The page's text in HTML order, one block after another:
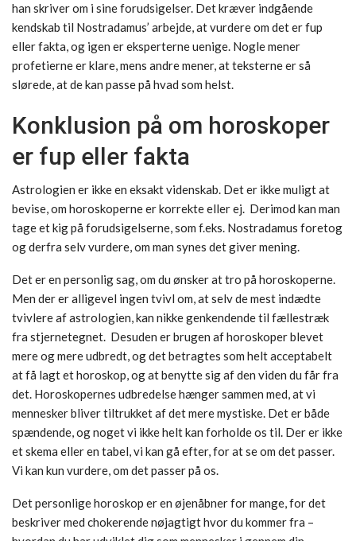
han skriver om i sine forudsigelser. Det kræver indgående
kendskab til Nostradamus’ arbejde, at vurdere om det er fup
eller fakta, og igen er eksperterne uenige. Nogle mener
profetierne er klare, mens andre mener, at teksterne er så
slørede, at de kan passe på hvad som helst.
Konklusion på om horoskoper
er fup eller fakta
Astrologien er ikke en eksakt videnskab. Det er ikke muligt at
bevise, om horoskoperne er korrekte eller ej. Derimod kan man
tage et kig på forudsigelserne, som f.eks. Nostradamus foretog
og derfra selv vurdere, om man synes det giver mening.
Det er en personlig sag, om du ønsker at tro på horoskoperne.
Men der er alligevel ingen tvivl om, at selv de mest indædte
tvivlere af astrologien, kan nikke genkendende til fællestræk
fra stjernetegnet. Desuden er brugen af horoskoper blevet
mere og mere udbredt, og det betragtes som helt acceptabelt
at få lagt et horoskop, og at benytte sig af den viden du får fra
det. Horoskopernes udbredelse hænger sammen med, at vi
mennesker bliver tiltrukket af det mere mystiske. Det er både
spændende, og noget vi ikke helt kan forholde os til. Der er ikke
et skema eller en tabel, vi kan gå efter, for at se om det passer.
Vi kan kun vurdere, om det passer på os.
Det personlige horoskop er en øjenåbner for mange, for det
beskriver med chokerende nøjagtigt hvor du kommer fra –